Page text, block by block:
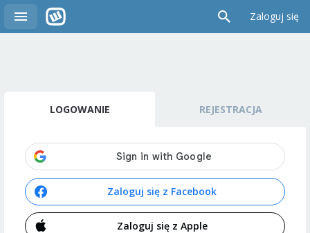
Zaloguj się
LOGOWANIE REJESTRACJA
Zaloguj się z Facebook
Zaloguj się z Apple